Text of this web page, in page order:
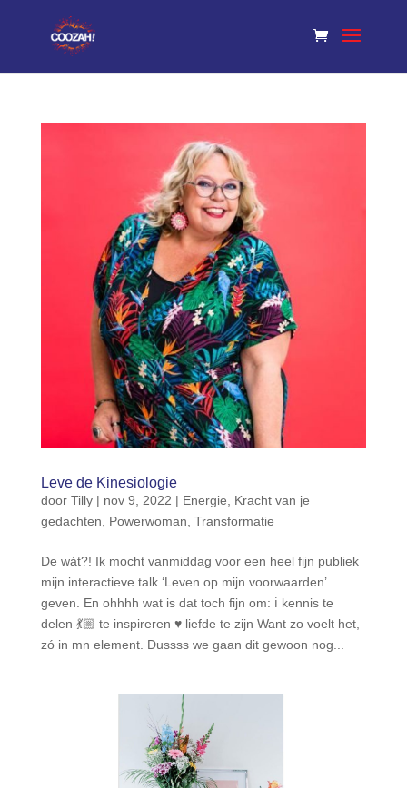
Leve de Kinesiologie
door Tilly| nov 9, 2022 | Energie, Kracht van je
gedachten, Powerwoman, Transformatie
De wát?! Ik mocht vanmiddag voor een heel fijn publiek
mijn interactieve talk ‘Leven op mijn voorwaarden’
geven. En ohhhh wat is dat toch fijn om: ℹ️ kennis te
delen 💃🏼 te inspireren ♥️ liefde te zijn Want zo voelt het,
zó in mn element. Dussss we gaan dit gewoon nog...